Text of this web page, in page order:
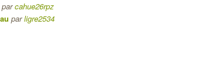
parcahue26rpz
parligre2534